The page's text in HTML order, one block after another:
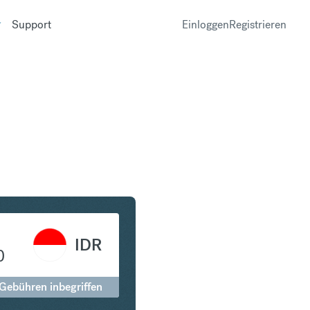
Support EinloggenRegistrieren
IDR
inbegriffen